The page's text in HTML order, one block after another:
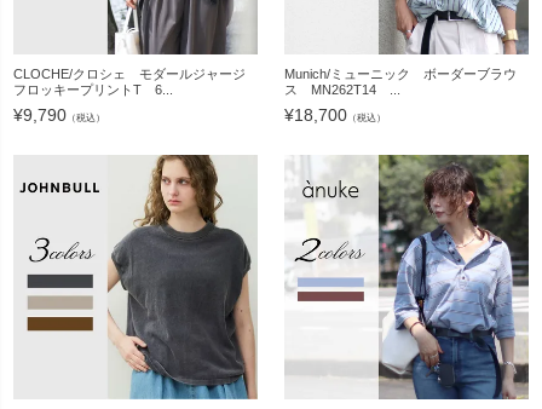
CLOCHE/クロシェ モダールジャージ
フロッキープリントT 6...
¥9,790 （税込）
Munich/ミューニック ボーダーブラウ
ス MN262T14 ...
¥18,700 （税込）